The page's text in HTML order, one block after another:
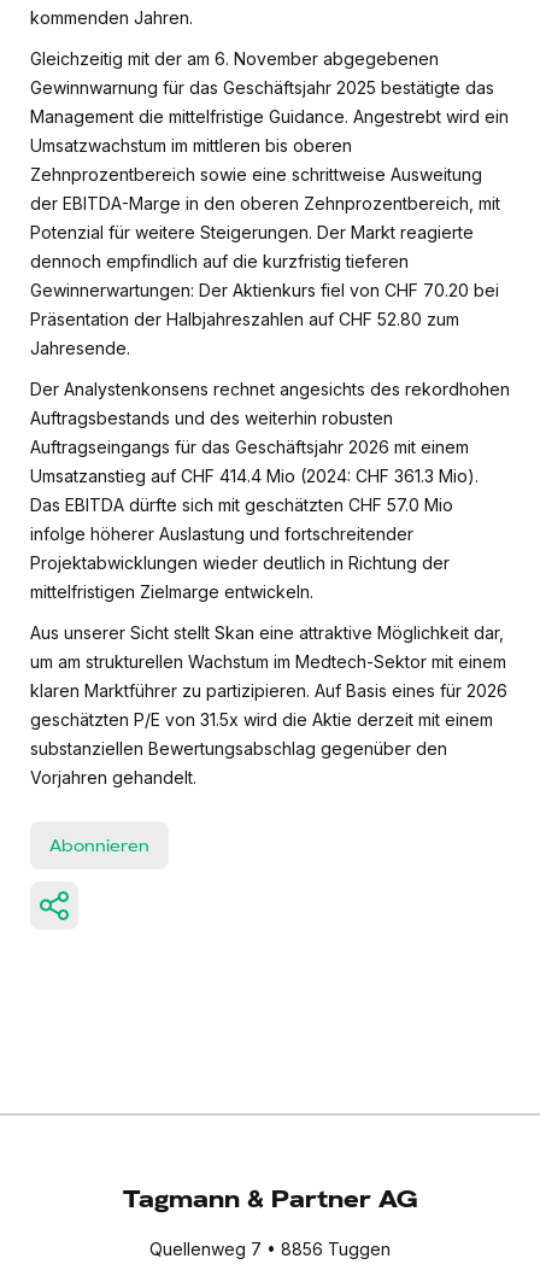
kommenden Jahren.
Gleichzeitig mit der am 6. November abgegebenen
Gewinnwarnung für das Geschäftsjahr 2025 bestätigte das
Management die mittelfristige Guidance. Angestrebt wird ein
Umsatzwachstum im mittleren bis oberen
Zehnprozentbereich sowie eine schrittweise Ausweitung
der EBITDA-Marge in den oberen Zehnprozentbereich, mit
Potenzial für weitere Steigerungen. Der Markt reagierte
dennoch empfindlich auf die kurzfristig tieferen
Gewinnerwartungen: Der Aktienkurs fiel von CHF 70.20 bei
Präsentation der Halbjahreszahlen auf CHF 52.80 zum
Jahresende.
Der Analystenkonsens rechnet angesichts des rekordhohen
Auftragsbestands und des weiterhin robusten
Auftragseingangs für das Geschäftsjahr 2026 mit einem
Umsatzanstieg auf CHF 414.4 Mio (2024: CHF 361.3 Mio).
Das EBITDA dürfte sich mit geschätzten CHF 57.0 Mio
infolge höherer Auslastung und fortschreitender
Projektabwicklungen wieder deutlich in Richtung der
mittelfristigen Zielmarge entwickeln.
Aus unserer Sicht stellt Skan eine attraktive Möglichkeit dar,
um am strukturellen Wachstum im Medtech-Sektor mit einem
klaren Marktführer zu partizipieren. Auf Basis eines für 2026
geschätzten P/E von 31.5x wird die Aktie derzeit mit einem
substanziellen Bewertungsabschlag gegenüber den
Vorjahren gehandelt.
Abonnieren
Tagmann & Partner AG
Quellenweg 7 • 8856 Tuggen